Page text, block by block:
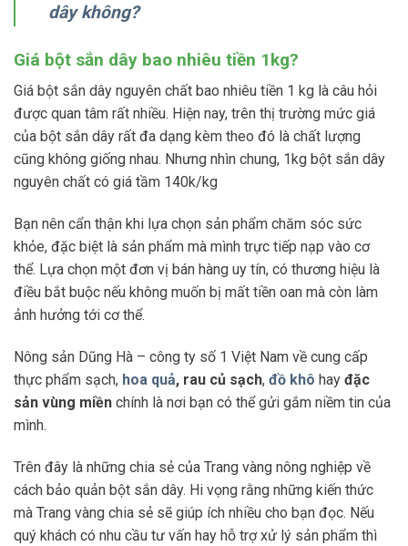
dây không?
Giá bột sắn dây bao nhiêu tiền 1kg?
Giá bột sắn dây nguyên chất bao nhiêu tiền 1 kg là câu hỏi
được quan tâm rất nhiều. Hiện nay, trên thị trường mức giá
của bột sắn dây rất đa dạng kèm theo đó là chất lượng
cũng không giống nhau. Nhưng nhìn chung, 1kg bột sắn dây
nguyên chất có giá tầm 140k/kg
Bạn nên cẩn thận khi lựa chọn sản phẩm chăm sóc sức
khỏe, đặc biệt là sản phẩm mà mình trực tiếp nạp vào cơ
thể. Lựa chọn một đơn vị bán hàng uy tín, có thương hiệu là
điều bắt buộc nếu không muốn bị mất tiền oan mà còn làm
ảnh hưởng tới cơ thể.
Nông sản Dũng Hà – công ty số 1 Việt Nam về cung cấp
thực phẩm sạch, hoa quả, rau củ sạch, đồ khô hay đặc
sản vùng miền chính là nơi bạn có thể gửi gắm niềm tin của
mình.
Trên đây là những chia sẻ của Trang vàng nông nghiệp về
cách bảo quản bột sắn dây. Hi vọng rằng những kiến thức
mà Trang vàng chia sẻ sẽ giúp ích nhiều cho bạn đọc. Nếu
quý khách có nhu cầu tư vấn hay hỗ trợ xử lý sản phẩm thì